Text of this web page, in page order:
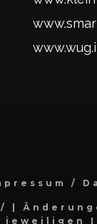
/
|